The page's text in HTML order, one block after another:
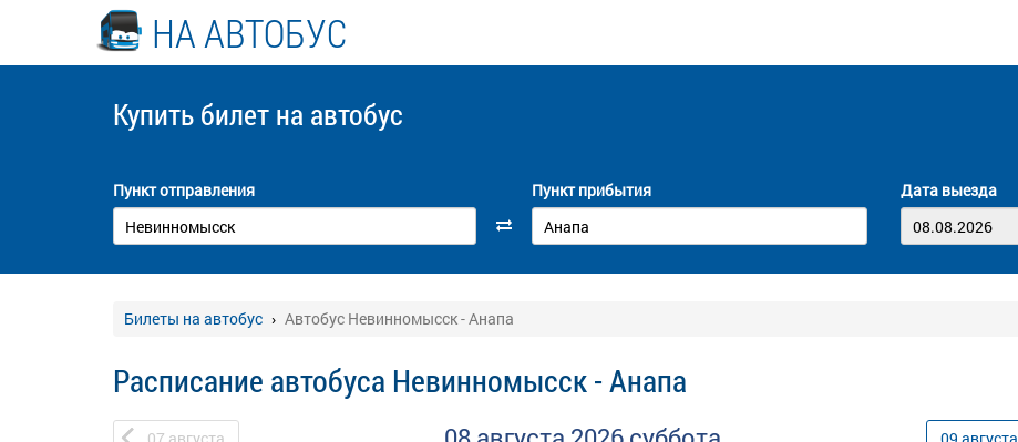
НА АВТОБУС
Купить билет на автобус
Пункт отправления Пункт прибытия Дата выезда
Билеты на автобус Автобус Невинномысск - Анапа
Расписание автобуса Невинномысск - Анапа